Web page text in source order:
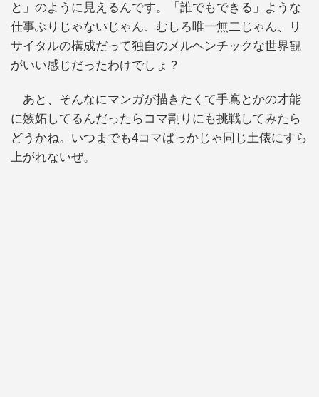
と」のように見えるんです。「誰でもできる」ような
仕事ぶりじゃないじゃん、むしろ唯一無二じゃん、リ
サイタルの構成だって独自のメルヘンチックな世界観
がいい感じだったわけでしょ？
あと、そんなにマンガが描きたくて手嶌とかの才能
に嫉妬してるんだったらコマ割りにも挑戦してみたら
どうかね。いつまでも4コマばっかじゃ同じ土俵にすら
上がれないぜ。